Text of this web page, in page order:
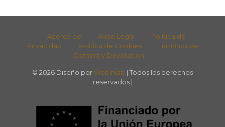
Acerca de Aviso Legal
Política de
Privacidad
Política de Cookies
Términos de
Compra y Devolución
© 2026 Diseño por Webinlab | Todos los derechos
reservados |